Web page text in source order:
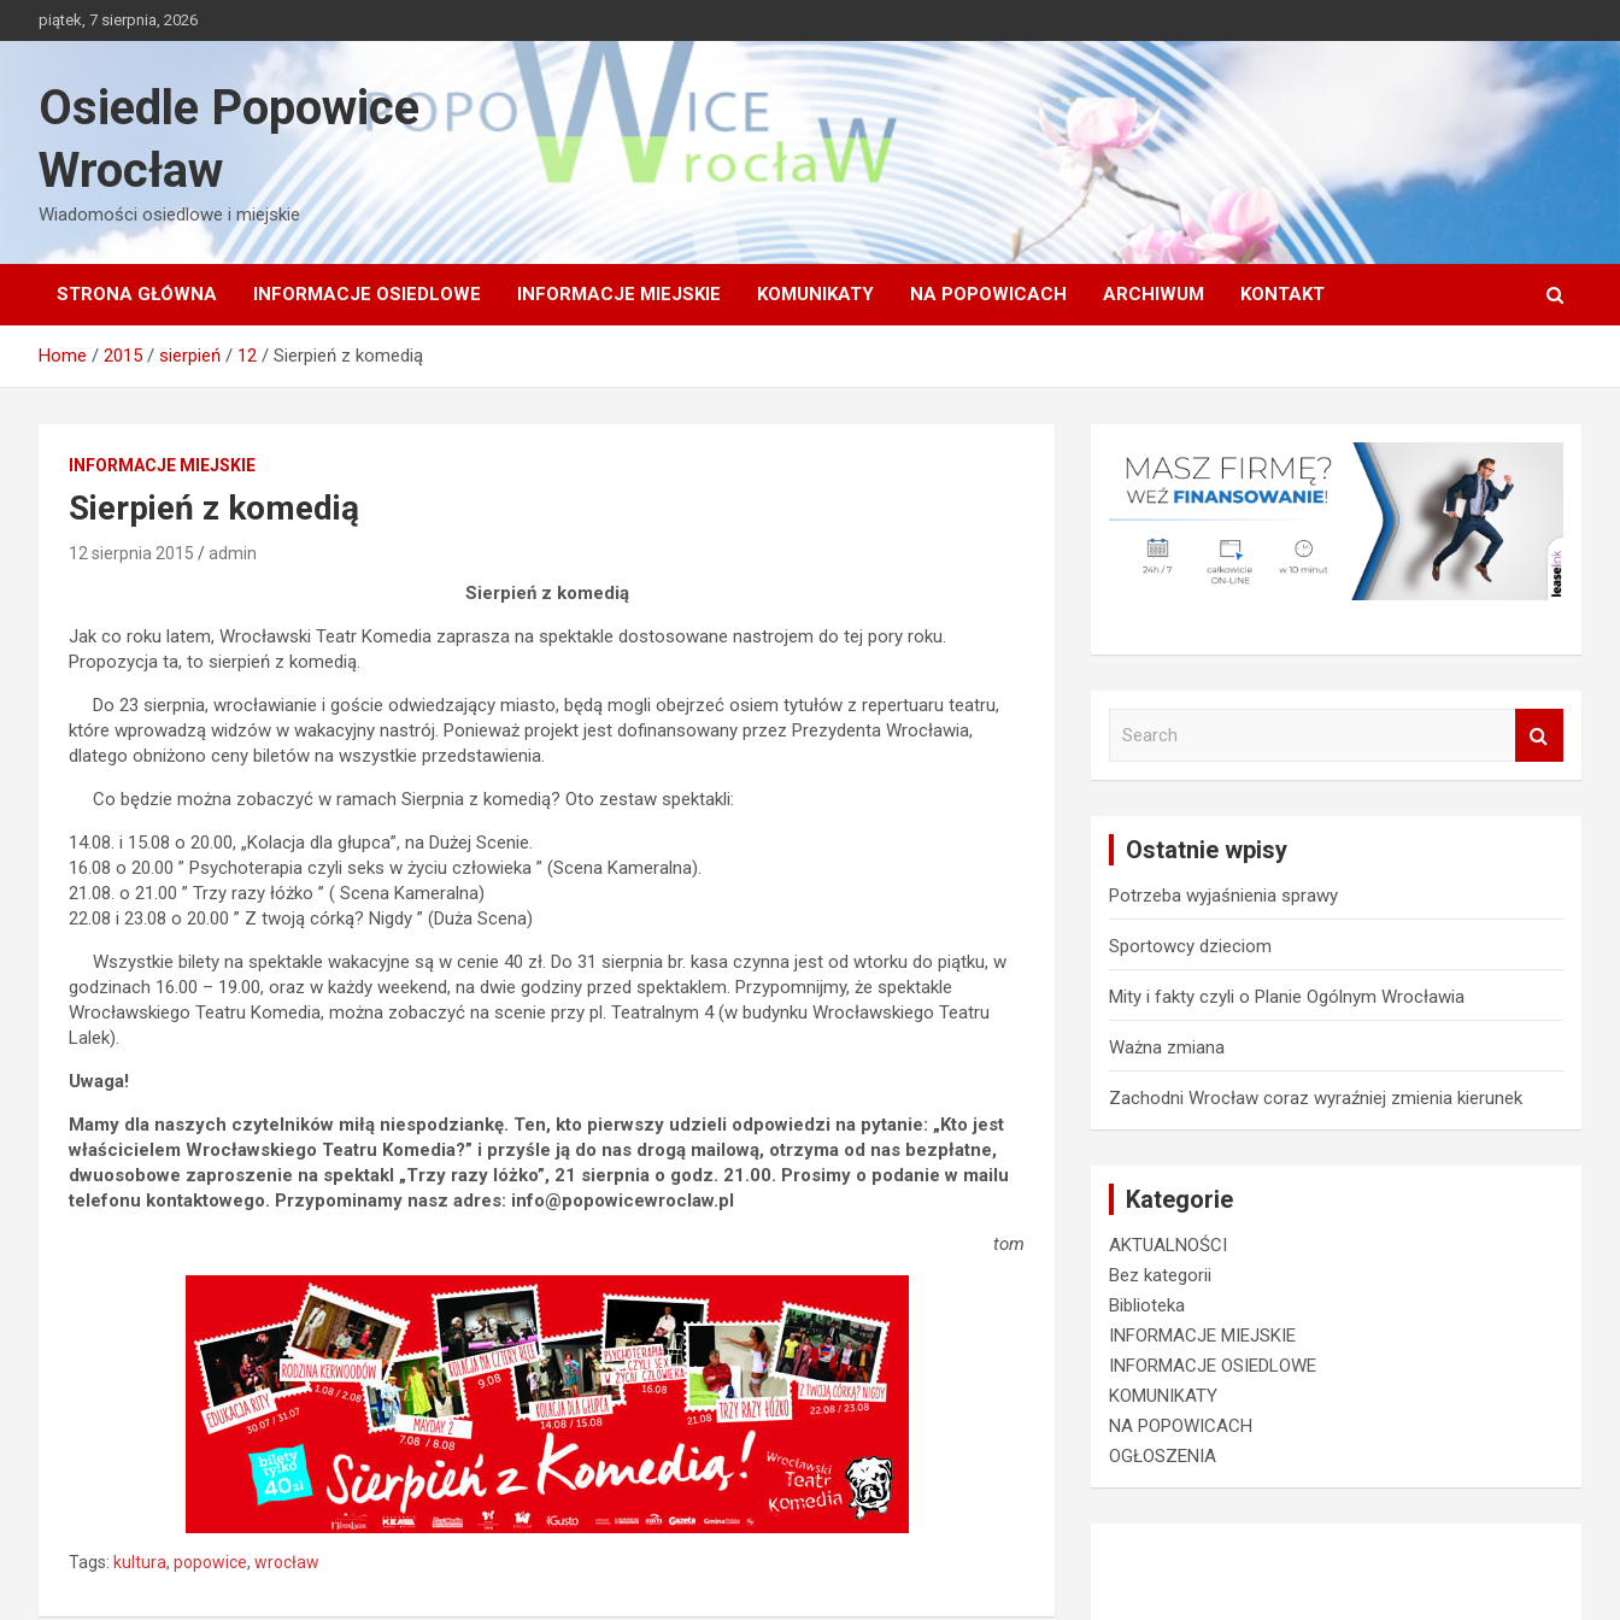
to
piątek, 7 sierpnia, 2026
Osiedle Popowice
Wrocław
Wiadomości osiedlowe i miejskie
STRONA GŁÓWNA INFORMACJE OSIEDLOWE INFORMACJE MIEJSKIE KOMUNIKATY NA POPOWICACH ARCHIWUM KONTAKT
Home 2015 sierpień 12 Sierpień z komedią
INFORMACJE MIEJSKIE
Sierpień z komedią
12 sierpnia 2015 admin
Sierpień z komedią
Jak co roku latem, Wrocławski Teatr Komedia zaprasza na spektakle dostosowane nastrojem do tej pory roku.
Propozycja ta, to sierpień z komedią.
Do 23 sierpnia, wrocławianie i goście odwiedzający miasto, będą mogli obejrzeć osiem tytułów z repertuaru teatru,
które wprowadzą widzów w wakacyjny nastrój. Ponieważ projekt jest dofinansowany przez Prezydenta Wrocławia,
dlatego obniżono ceny biletów na wszystkie przedstawienia.
Co będzie można zobaczyć w ramach Sierpnia z komedią? Oto zestaw spektakli:
14.08. i 15.08 o 20.00, „Kolacja dla głupca”, na Dużej Scenie.
16.08 o 20.00 ” Psychoterapia czyli seks w życiu człowieka ” (Scena Kameralna).
21.08. o 21.00 ” Trzy razy łóżko ” ( Scena Kameralna)
22.08 i 23.08 o 20.00 ” Z twoją córką? Nigdy ” (Duża Scena)
Wszystkie bilety na spektakle wakacyjne są w cenie 40 zł. Do 31 sierpnia br. kasa czynna jest od wtorku do piątku, w
godzinach 16.00 – 19.00, oraz w każdy weekend, na dwie godziny przed spektaklem. Przypomnijmy, że spektakle
Wrocławskiego Teatru Komedia, można zobaczyć na scenie przy pl. Teatralnym 4 (w budynku Wrocławskiego Teatru
Lalek).
Uwaga!
Mamy dla naszych czytelników miłą niespodziankę. Ten, kto pierwszy udzieli odpowiedzi na pytanie: „Kto jest
właścicielem Wrocławskiego Teatru Komedia?” i przyśle ją do nas drogą mailową, otrzyma od nas bezpłatne,
dwuosobowe zaproszenie na spektakl „Trzy razy lóżko”, 21 sierpnia o godz. 21.00. Prosimy o podanie w mailu
telefonu kontaktowego. Przypominamy nasz adres: info@popowicewroclaw.pl
tom
Tags: kultura, popowice, wrocław
Ostatnie wpisy
Potrzeba wyjaśnienia sprawy
Sportowcy dzieciom
Mity i fakty czyli o Planie Ogólnym Wrocławia
Ważna zmiana
Zachodni Wrocław coraz wyraźniej zmienia kierunek
Kategorie
AKTUALNOŚCI
Bez kategorii
Biblioteka
INFORMACJE MIEJSKIE
INFORMACJE OSIEDLOWE
KOMUNIKATY
NA POPOWICACH
OGŁOSZENIA